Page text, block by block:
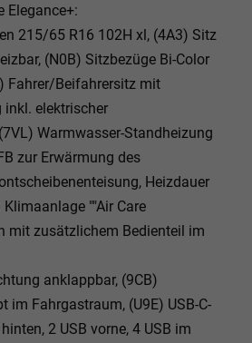
Elegance+:
215/65 R16 102H xl, (4A3) Sitz
(N0B) Sitzbezüge Bi-Color
Fahrer/Beifahrersitz mit
inkl. elektrischer
Warmwasser-Standheizung
zur Erwärmung des
Heizdauer
""Air Care
mit zusätzlichem Bedienteil im
anklappbar, (9CB)
im Fahrgastraum, (U9E) USB-C-
2 USB vorne, 4 USB im